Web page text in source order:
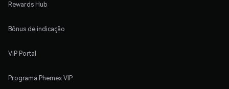
Rewards Hub
Bônus de indicação
VIP Portal
Programa Phemex VIP